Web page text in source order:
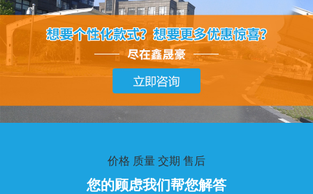
价格 质量 交期 售后
您的顾虑我们帮您解答